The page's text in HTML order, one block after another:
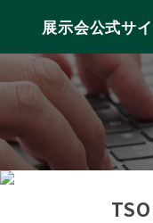
展示会公式サ